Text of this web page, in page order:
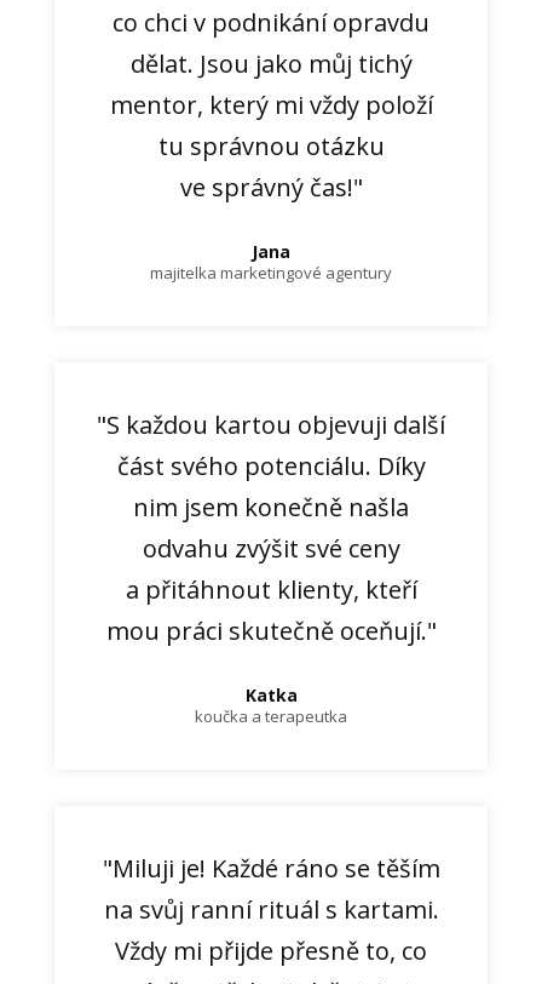
co chci v podnikání opravdu
dělat. Jsou jako můj tichý
mentor, který mi vždy položí
tu správnou otázku
ve správný čas!"
Jana
majitelka marketingové agentury
"S každou kartou objevuji další
část svého potenciálu. Díky
nim jsem konečně našla
odvahu zvýšit své ceny
a přitáhnout klienty, kteří
mou práci skutečně oceňují."
Katka
koučka a terapeutka
"Miluji je! Každé ráno se těším
na svůj ranní rituál s kartami.
Vždy mi přijde přesně to, co